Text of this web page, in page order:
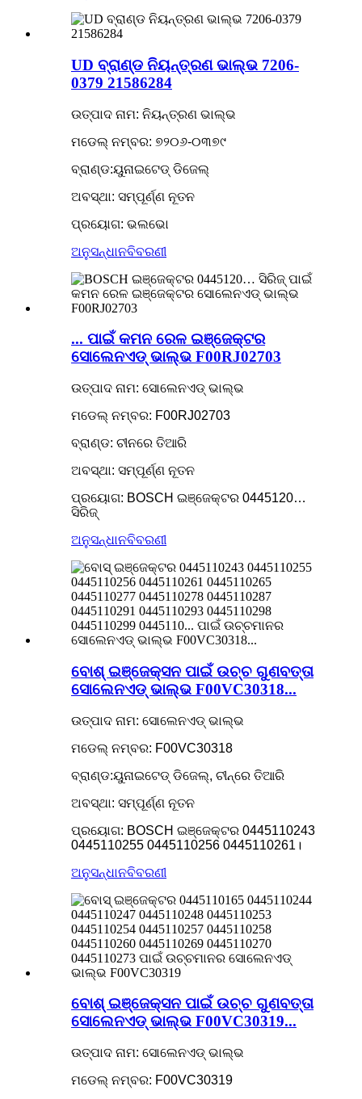
UD ବ୍ରାଣ୍ଡ ନିୟନ୍ତ୍ରଣ ଭାଲ୍ଭ 7206-
0379 21586284
ଉତ୍ପାଦ ନାମ: ନିୟନ୍ତ୍ରଣ ଭାଲ୍ଭ
ମଡେଲ୍ ନମ୍ବର: ୭୨୦୬-୦୩୭୯
ବ୍ରାଣ୍ଡ:ୟୁନାଇଟେଡ୍ ଡିଜେଲ୍
ଅବସ୍ଥା: ସମ୍ପୂର୍ଣ୍ଣ ନୂତନ
ପ୍ରୟୋଗ: ଭଲଭୋ
ଅନୁସନ୍ଧାନବିବରଣୀ
... ପାଇଁ କମନ ରେଳ ଇଞ୍ଜେକ୍ଟର
ସୋଲେନଏଡ୍ ଭାଲ୍ଭ F00RJ02703
ଉତ୍ପାଦ ନାମ: ସୋଲେନଏଡ୍ ଭାଲ୍ଭ
ମଡେଲ୍ ନମ୍ବର: F00RJ02703
ବ୍ରାଣ୍ଡ: ଚୀନରେ ତିଆରି
ଅବସ୍ଥା: ସମ୍ପୂର୍ଣ୍ଣ ନୂତନ
ପ୍ରୟୋଗ: BOSCH ଇଞ୍ଜେକ୍ଟର 0445120…
ସିରିଜ୍
ଅନୁସନ୍ଧାନବିବରଣୀ
ବୋଶ୍ ଇଞ୍ଜେକ୍ସନ ପାଇଁ ଉଚ୍ଚ ଗୁଣବତ୍ତା
ସୋଲେନଏଡ୍ ଭାଲ୍ଭ F00VC30318...
ଉତ୍ପାଦ ନାମ: ସୋଲେନଏଡ୍ ଭାଲ୍ଭ
ମଡେଲ୍ ନମ୍ବର: F00VC30318
ବ୍ରାଣ୍ଡ:ୟୁନାଇଟେଡ୍ ଡିଜେଲ୍, ଚୀନ୍‌ରେ ତିଆରି
ଅବସ୍ଥା: ସମ୍ପୂର୍ଣ୍ଣ ନୂତନ
ପ୍ରୟୋଗ: BOSCH ଇଞ୍ଜେକ୍ଟର 0445110243
0445110255 0445110256 0445110261।
ଅନୁସନ୍ଧାନବିବରଣୀ
ବୋଶ୍ ଇଞ୍ଜେକ୍ସନ ପାଇଁ ଉଚ୍ଚ ଗୁଣବତ୍ତା
ସୋଲେନଏଡ୍ ଭାଲ୍ଭ F00VC30319...
ଉତ୍ପାଦ ନାମ: ସୋଲେନଏଡ୍ ଭାଲ୍ଭ
ମଡେଲ୍ ନମ୍ବର: F00VC30319